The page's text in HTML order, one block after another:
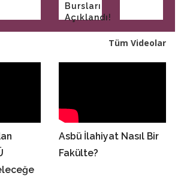
Bursları
Açıklandı!
Tüm Videolar
Asbü İlahiyat Nasıl Bir
Fakülte?